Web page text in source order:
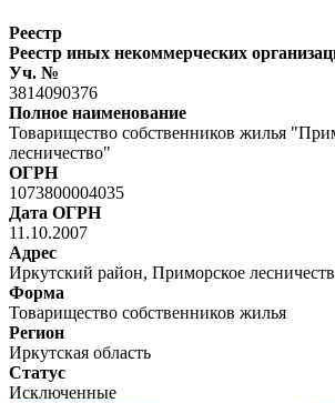
Реестр
Реестр иных некоммерческих
Уч. №
3814090376
Полное наименование
Товарищество собственников жилья
лесничество"
ОГРН
1073800004035
Дата ОГРН
11.10.2007
Адрес
Иркутский район, Приморское
Форма
Товарищество собственников жилья
Регион
Иркутская область
Статус
Исключенные